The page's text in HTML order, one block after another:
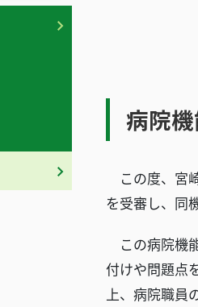
病院
この度、宮
を受審し、同
この病院機
付けや問題点
上、病院職員